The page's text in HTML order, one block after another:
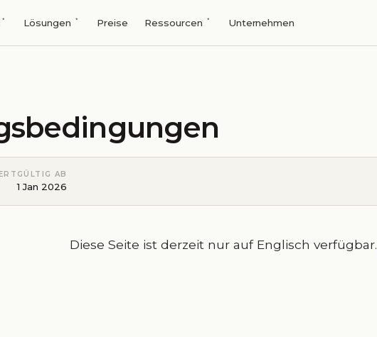
Lösungen Preise Ressourcen Unternehmen
GÜLTIG AB
1 Jan 2026
Diese Seite ist derzeit nur auf Englisch verfügbar.